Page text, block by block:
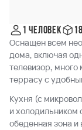
1 человек
Оснащен всем
дома, включая
телевизор,
террасу с
Кухня (с
и холодильником
обеденная зона